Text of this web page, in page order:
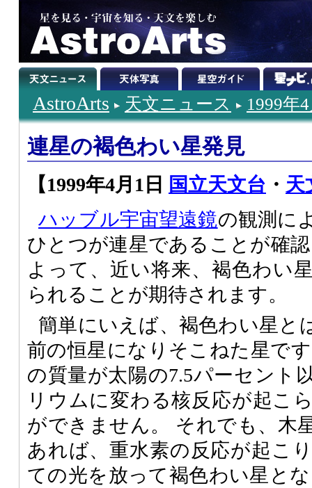
AstroArts 天文ニュース 1999年
連星の褐色わい星発見
【1999年4月1日 国立天文台 ・ 天
ハッブル宇宙望遠鏡の観測に
ひとつが連星であることが確
よって、近い将来、褐色わい
られることが期待されます。
簡単にいえば、褐色わい星と
前の恒星になりそこねた星で
の質量が太陽の7.5パーセント
リウムに変わる核反応が起こ
ができません。 それでも、木
あれば、重水素の反応が起こ
ての光を放って褐色わい星と